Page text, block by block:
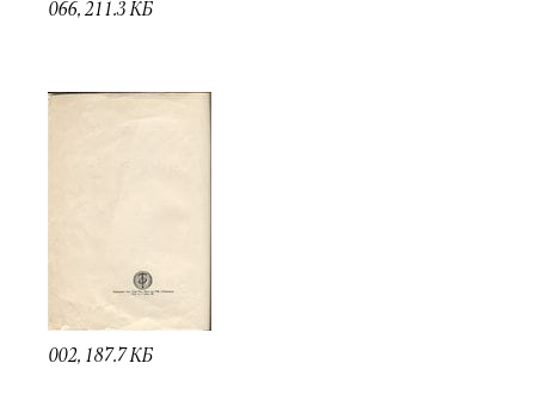
066, 211.3 КБ
002, 187.7 КБ